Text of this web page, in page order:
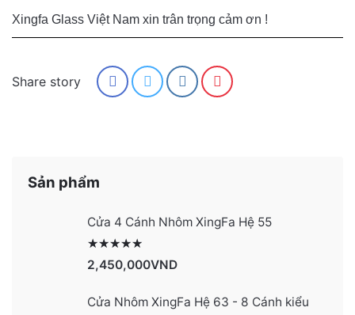
Xingfa Glass Việt Nam xin trân trọng cảm ơn !
Share story
Sản phẩm
Cửa 4 Cánh Nhôm XingFa Hệ 55
2,450,000VND
Cửa Nhôm XingFa Hệ 63 - 8 Cánh kiểu